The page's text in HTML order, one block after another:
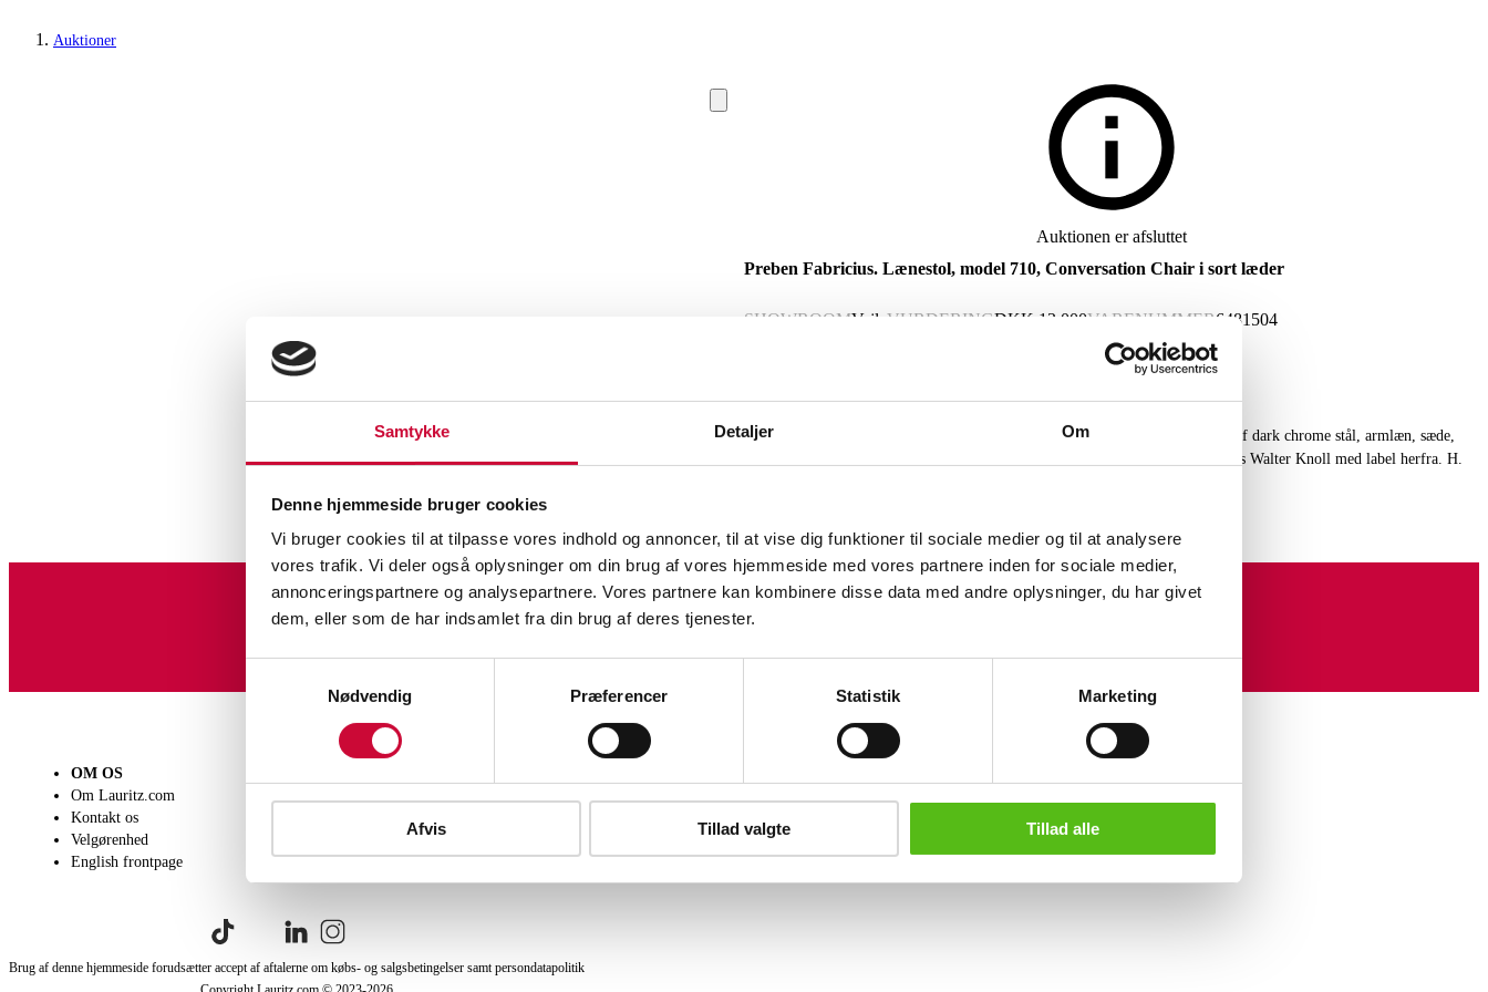
Samtykke Detaljer Om
Denne hjemmeside bruger cookies
Vi bruger cookies til at tilpasse vores indhold og annoncer, til at vise dig funktioner til sociale medier og til at analysere
vores trafik. Vi deler også oplysninger om din brug af vores hjemmeside med vores partnere inden for sociale medier,
annonceringspartnere og analysepartnere. Vores partnere kan kombinere disse data med andre oplysninger, du har givet
dem, eller som de har indsamlet fra din brug af deres tjenester.
Nødvendig
Præferencer Statistik Marketing
Afvis Tillad valgte Tillad alle
Auktioner
Auktionen er afsluttet
Preben Fabricius. Lænestol, model 710, Conversation Chair i sort læder
SHOWROOMVejle VURDERINGDKK 13.000VARENUMMER6481504
Preben Fabricius (1931-1984). Lænestol, model 710, Conversation Chair, stel af dark chrome stål, armlæn, sæde,
ryg samt løse hynder betrukket med sort læder. Formgivet 1972. Fremstillet hos Walter Knoll med label herfra. H.
Lignende varer
Tilmeld dig vores nyhedsbrev og modtag nyheder samt tilbud direkte i din email.
OM OS
Om Lauritz.com
Kontakt os
Velgørenhed
English frontpage
Købsvilkår
Brug af denne hjemmeside forudsætter accept af aftalerne om købs- og salgsbetingelser samt persondatapolitik